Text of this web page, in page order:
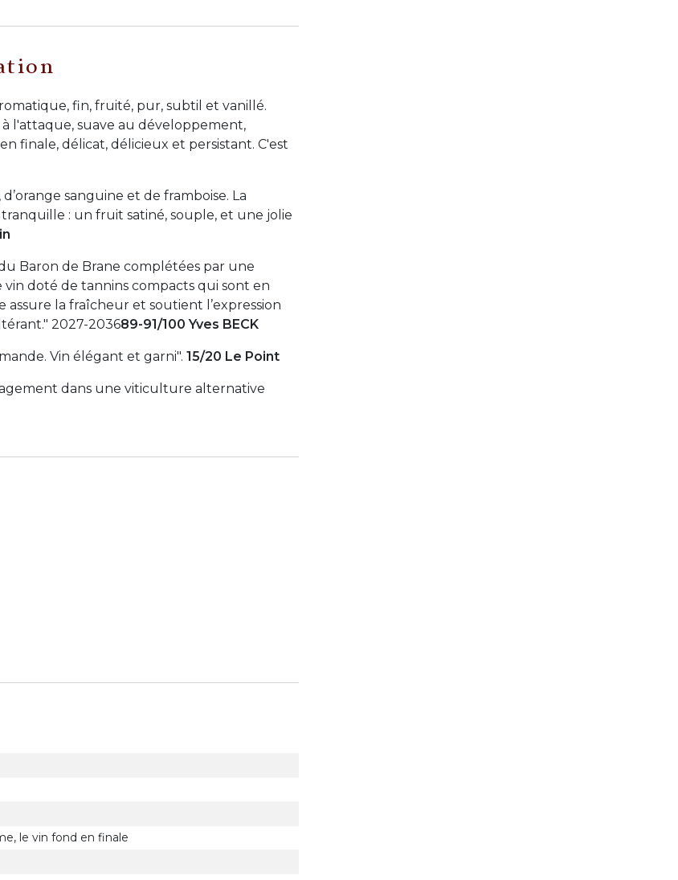
fin, fruité, pur, subtil et vanillé.
l'attaque, suave au développement,
finale, délicat, délicieux et persistant. C'est
sanguine et de framboise. La
: un fruit satiné, souple, et une jolie
Baron de Brane complétées par une
doté de tannins compacts qui sont en
la fraîcheur et soutient l’expression
2027-203689-91/100 Yves BECK
Vin élégant et garni". 15/20 Le Point
dans une viticulture alternative
le vin fond en finale